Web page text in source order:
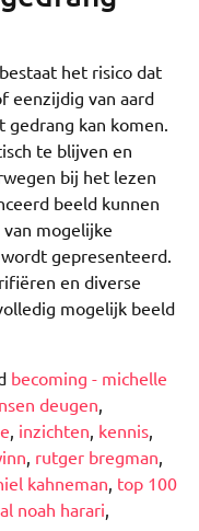
het risico dat
eenzijdig van aard
kan komen.
te blijven en
bij het lezen
beeld kunnen
mogelijke
gepresenteerd.
en diverse
mogelijk beeld
becoming - michelle
deugen,
, inzichten, kennis,
, rutger bregman,
kahneman, top 100
noah harari,